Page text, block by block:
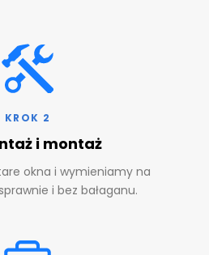
KROK 2
i montaż
okna i wymieniamy na
i bez bałaganu.